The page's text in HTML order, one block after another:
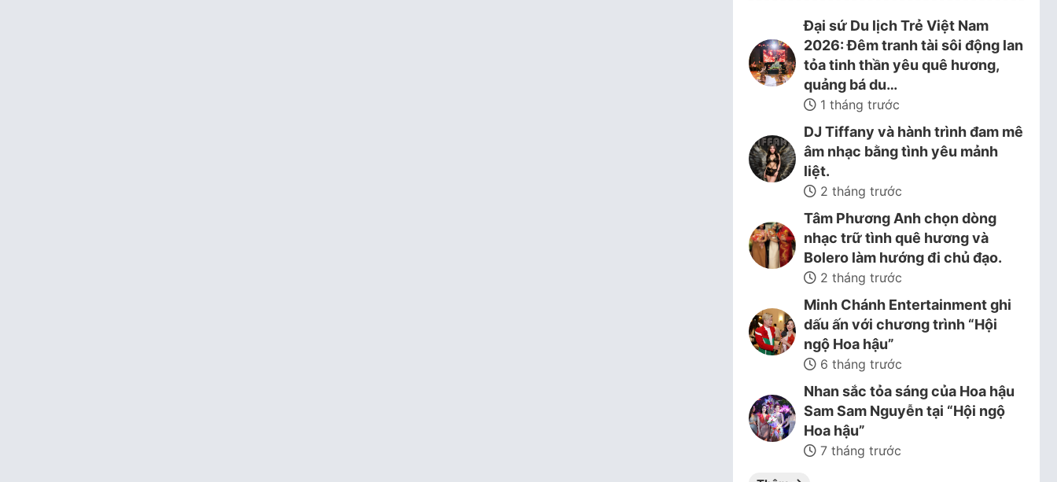
Đại sứ Du lịch Trẻ Việt Nam
2026: Đêm tranh tài sôi động lan
tỏa tinh thần yêu quê hương,
quảng bá du…
1 tháng trước
DJ Tiffany và hành trình đam mê
âm nhạc bằng tình yêu mảnh
liệt.
2 tháng trước
Tâm Phương Anh chọn dòng
nhạc trữ tình quê hương và
Bolero làm hướng đi chủ đạo.
2 tháng trước
Minh Chánh Entertainment ghi
dấu ấn với chương trình “Hội
ngộ Hoa hậu”
6 tháng trước
Nhan sắc tỏa sáng của Hoa hậu
Sam Sam Nguyễn tại “Hội ngộ
Hoa hậu”
7 tháng trước